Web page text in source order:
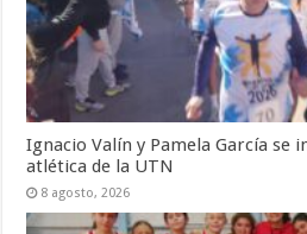
Ignacio Valín y Pamela García se
atlética de la UTN
8 agosto, 2026